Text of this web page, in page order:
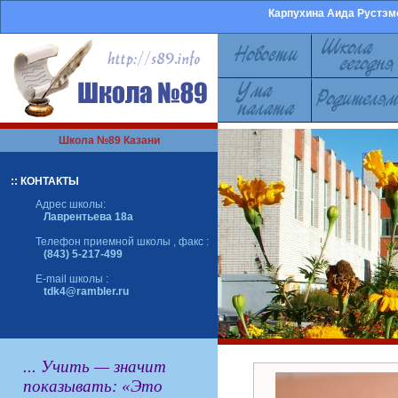
Карпухина Аида
Школа №89 Казани
:: КОНТАКТЫ
Адрес школы:
Лаврентьева 18а
Телефон приемной школы , факс :
(843) 5-217-499
E-mail школы :
tdk4@rambler.ru
... Учить — значит
показывать: «Это